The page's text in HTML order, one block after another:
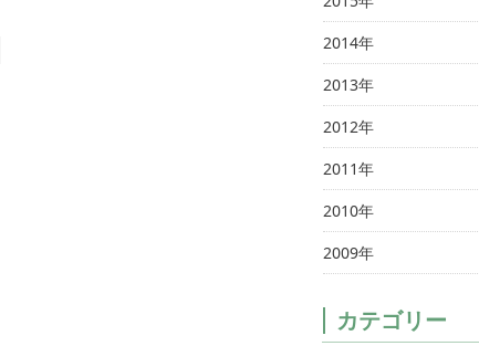
2014年
2013年
2012年
2011年
2010年
2009年
カテゴリー